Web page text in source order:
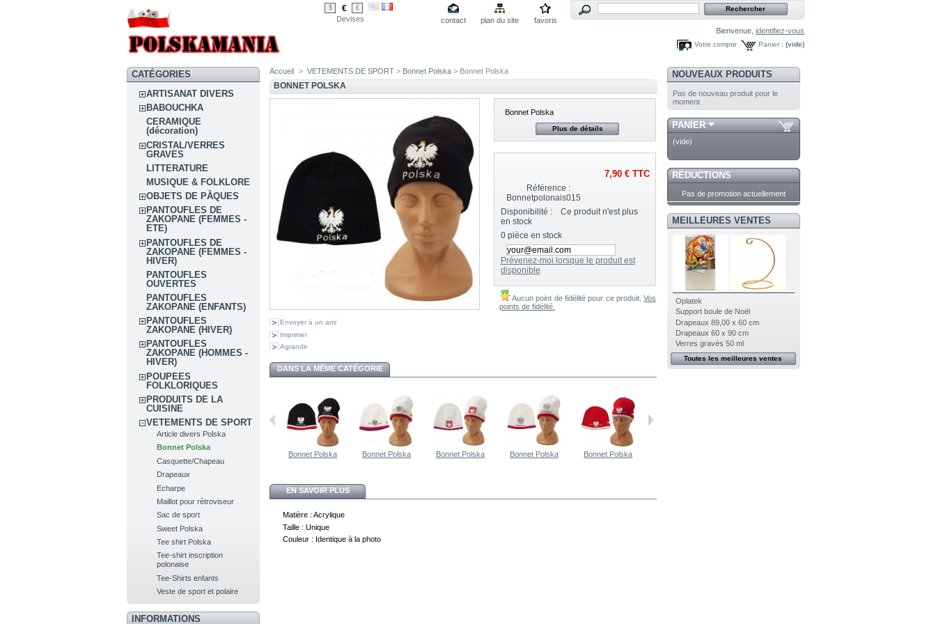
$ € £
Devises contact plan du site
favoris
Bienvenue,identifiez-vous
Panier : (vide)
Votre compte
CATÉGORIES
ARTISANAT DIVERS
BABOUCHKA
CERAMIQUE
(décoration)
CRISTAL/VERRES
GRAVES
LITTERATURE
MUSIQUE & FOLKLORE
OBJETS DE PÂQUES
PANTOUFLES DE
ZAKOPANE (FEMMES -
ETE)
PANTOUFLES DE
ZAKOPANE (FEMMES -
HIVER)
PANTOUFLES
OUVERTES
PANTOUFLES
ZAKOPANE (ENFANTS)
PANTOUFLES
ZAKOPANE (HIVER)
PANTOUFLES
ZAKOPANE (HOMMES -
HIVER)
POUPEES
FOLKLORIQUES
PRODUITS DE LA
CUISINE
VETEMENTS DE SPORT
Article divers Polska
Bonnet Polska
Casquette/Chapeau
Drapeaux
Echarpe
Maillot pour rétroviseur
Sac de sport
Sweet Polska
Tee shirt Polska
Tee-shirt inscription
polonaise
Tee-Shirts enfants
Veste de sport et polaire
INFORMATIONS
Accueil > VETEMENTS DE SPORT > Bonnet Polska > Bonnet Polska
BONNET POLSKA
Envoyer à un ami
Imprimer
Agrandir
Bonnet Polska
Plus de détails
7,90 €TTC
Référence :
Bonnetpolonais015
Disponibilité :
Ce produit n'est plus
en stock
0 pièce en stock
Prévenez-moi lorsque le produit est
disponible
Aucun point de fidélité pour ce produit.Vos
points de fidélité.
DANS LA MÊME CATÉGORIE
Bonnet Polska Bonnet Polska Bonnet Polska Bonnet Polska Bonnet Polska
EN SAVOIR PLUS
Matière : Acrylique
Taille : Unique
Couleur : Identique à la photo
NOUVEAUX PRODUITS
Pas de nouveau produit pour le
moment
PANIER
(vide)
RÉDUCTIONS
Pas de promotion actuellement
MEILLEURES VENTES
Oplatek
Support boule de Noël
Drapeaux 89,00 x 60 cm
Drapeaux 60 x 90 cm
Verres gravés 50 ml
Toutes les meilleures ventes